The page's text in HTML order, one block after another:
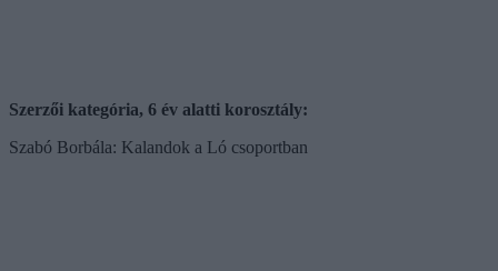
Szerzői kategória, 6 év alatti korosztály:
Szabó Borbála: Kalandok a Ló csoportban